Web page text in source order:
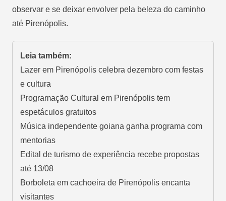
observar e se deixar envolver pela beleza do caminho
até Pirenópolis.
Leia também:
Lazer em Pirenópolis celebra dezembro com festas
e cultura
Programação Cultural em Pirenópolis tem
espetáculos gratuitos
Música independente goiana ganha programa com
mentorias
Edital de turismo de experiência recebe propostas
até 13/08
Borboleta em cachoeira de Pirenópolis encanta
visitantes